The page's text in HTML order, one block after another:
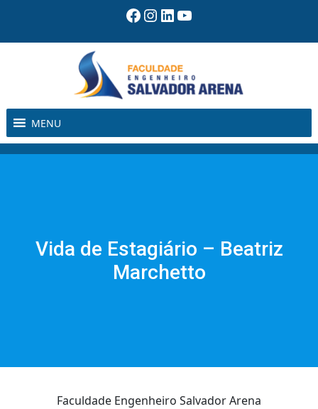
o
Facebook
Instagram
LinkedIn
Youtube
MENU
Vida de Estagiário – Beatriz
Marchetto
Faculdade Engenheiro Salvador Arena